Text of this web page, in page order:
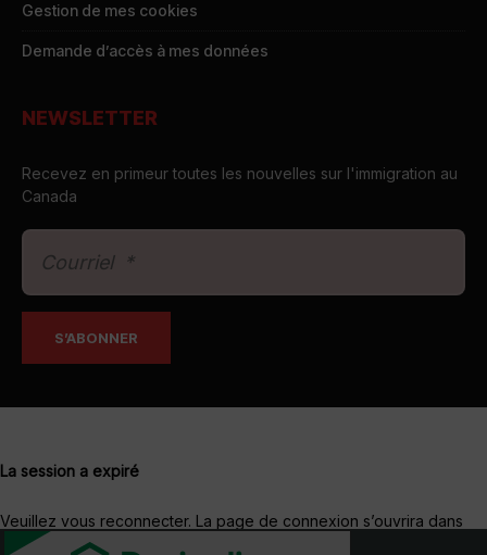
Gestion de mes cookies
Demande d’accès à mes données
NEWSLETTER
Recevez en primeur toutes les nouvelles sur l'immigration au
Canada
La session a expiré
Veuillez vous reconnecter. La page de connexion s’ouvrira dans
une nouvelle fenêtre. Après connexion, vous pourrez la fermer et